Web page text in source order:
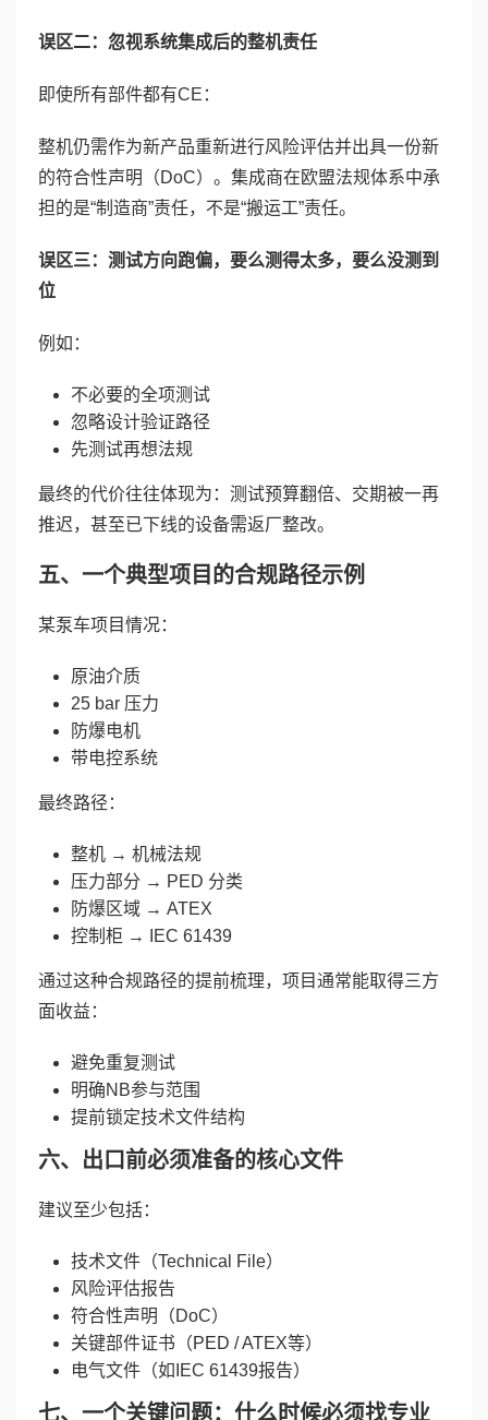
误区二：忽视系统集成后的整机责任
即使所有部件都有CE：
整机仍需作为新产品重新进行风险评估并出具一份新
的符合性声明（DoC）。集成商在欧盟法规体系中承
担的是“制造商”责任，不是“搬运工”责任。
误区三：测试方向跑偏，要么测得太多，要么没测到
位
例如：
不必要的全项测试
忽略设计验证路径
先测试再想法规
最终的代价往往体现为：测试预算翻倍、交期被一再
推迟，甚至已下线的设备需返厂整改。
五、一个典型项目的合规路径示例
某泵车项目情况：
原油介质
25 bar 压力
防爆电机
带电控系统
最终路径：
整机 → 机械法规
压力部分 → PED 分类
防爆区域 → ATEX
控制柜 → IEC 61439
通过这种合规路径的提前梳理，项目通常能取得三方
面收益：
避免重复测试
明确NB参与范围
提前锁定技术文件结构
六、出口前必须准备的核心文件
建议至少包括：
技术文件（Technical File）
风险评估报告
符合性声明（DoC）
关键部件证书（PED / ATEX等）
电气文件（如IEC 61439报告）
七、一个关键问题：什么时候必须找专业